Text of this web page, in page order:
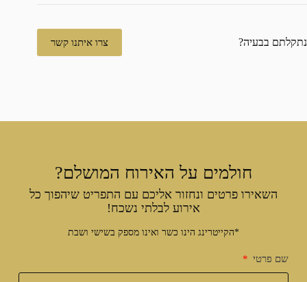
נתקלתם בבעיה? צרו איתנו קשר
חולמים על האירוח המושלם?
השאירו פרטים ונחזור אליכם עם התפריט שיהפוך כל
אירוע לבלתי נשכח!
*הקייטרינג הינו כשר ואינו מספק בשישי ושבת
שם פרטי